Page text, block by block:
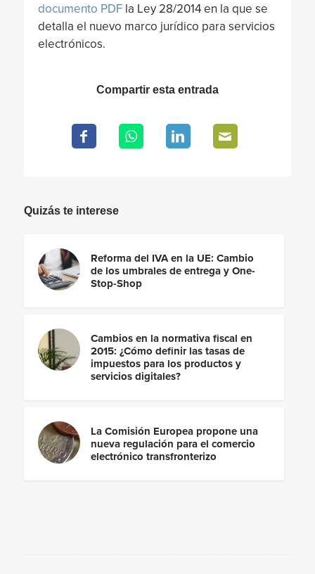
documento PDFla Ley 28/2014 en la que se
detalla el nuevo marco jurídico para servicios
electrónicos.
Compartir esta entrada
Quizás te interese
Reforma del IVA en la UE: Cambio
de los umbrales de entrega y One-
Stop-Shop
Cambios en la normativa fiscal en
2015: ¿Cómo definir las tasas de
impuestos para los productos y
servicios digitales?
La Comisión Europea propone una
nueva regulación para el comercio
electrónico transfronterizo